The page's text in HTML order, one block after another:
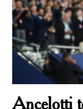
Ancelotti